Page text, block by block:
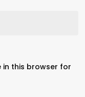
in this browser for